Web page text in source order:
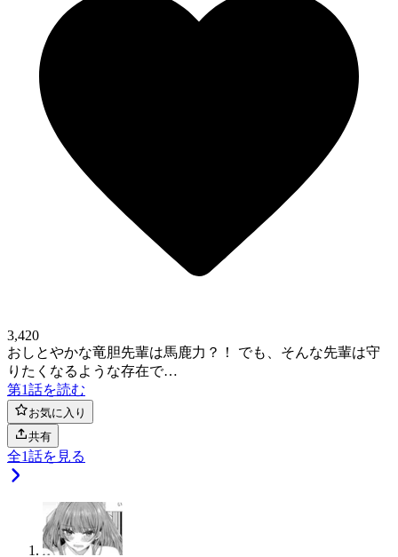
3,420
おしとやかな竜胆先輩は馬鹿力？！ でも、そんな先輩は守
りたくなるような存在で…
第1話を読む
お気に入り
共有
全1話を見る